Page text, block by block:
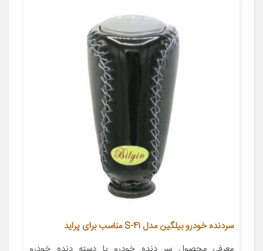
سردنده خودرو بیلگین مدل S-41 مناسب برای پراید